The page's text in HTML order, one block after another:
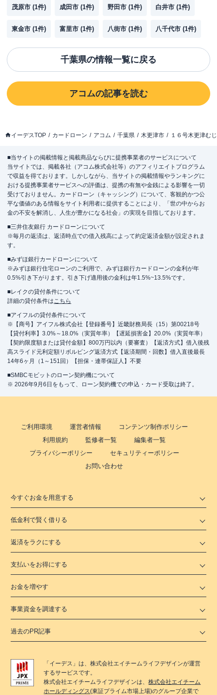
茂原市 (1件) 成田市 (1件) 野田市 (1件) 白井市 (1件)
東金市 (1件) 富里市 (1件) 八街市 (1件) 八千代市 (1件)
千葉県の情報一覧に戻る
アコムの記事を読む
イーデスTOP カードローン アコム 千葉県 木更津市 １６号木更津む
■当サイトの掲載情報と掲載商品ならびに提携事業者のサービスについて
当サイトでは、掲載各社（アコム株式会社等）のアフィリエイトプログラム
で収益を得ております。しかしながら、当サイトの掲載情報やランキングに
おける提携事業者サービスへの評価は、提携の有無や金銭による影響を一切
受けておりません。カードローン（キャッシング）について、客観的かつ公
平な価値のある情報をサイト利用者に提供することにより、「世の中からお
金の不安を解消し、人生が豊かになる社会」の実現を目指しております。
■三井住友銀行 カードローンについて
※毎月の返済は、返済時点での借入残高によって約定返済金額が設定されま
す。
■みずほ銀行カードローンについて
※みずほ銀行住宅ローンのご利用で、みずほ銀行カードローンの金利が年
0.5%引き下がります。引き下げ適用後の金利は年1.5%~13.5%です。
■レイクの貸付条件について
詳細の貸付条件はこちら
■アイフルの貸付条件について
※【商号】アイフル株式会社【登録番号】近畿財務局長（15）第00218号
【貸付利率】3.0%～18.0%（実質年率）【遅延損害金】20.0%（実質年率）
【契約限度額または貸付金額】800万円以内（要審査）【返済方式】借入後残
高スライド元利定額リボルビング返済方式【返済期間・回数】借入直後最長
14年6ヶ月（1～151回）【担保・連帯保証人】不要
■SMBCモビットのローン契約機について
※ 2026年9月6日をもって、ローン契約機での申込・カード受取は終了。
ご利用環境 運営者情報
コンテンツ制作ポリシー
利用規約
監修者一覧
編集者一覧
プライバシーポリシー
セキュリティーポリシー
お問い合わせ
今すぐお金を用意する
低金利で賢く借りる
返済をラクにする
支払いをお得にする
お金を増やす
事業資金を調達する
過去のPR記事
「 イーデス 」は、株式会社エイチームライフデザインが運営
するサービスです。
株式会社エイチームライフデザインは、株式会社エイチーム
ホールディングス(東証プライム市場上場)のグループ企業で